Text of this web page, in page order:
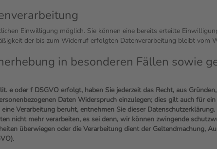
Einwilligung möglich. Sie können eine bereits erteilte
der bis zum Widerruf erfolgten Datenverarbeitung bleibt vom
in besonderen Fällen sowie
e oder f DSGVO erfolgt, haben Sie jederzeit das Recht, aus
Daten Widerspruch einzulegen; dies gilt auch für
Verarbeitung beruht, entnehmen Sie dieser
nicht mehr verarbeiten, es sei denn, wir können zwingende
überwiegen oder die Verarbeitung dient der Geltendmachung,